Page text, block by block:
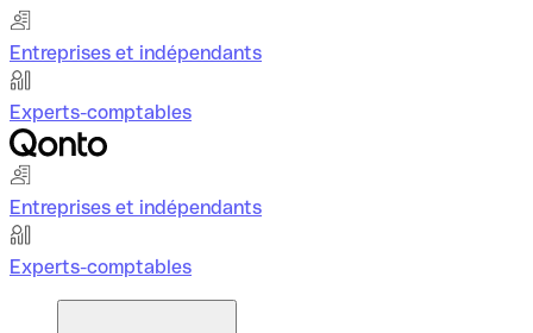
Entreprises et indépendants
Experts-comptables
Entreprises et indépendants
Experts-comptables